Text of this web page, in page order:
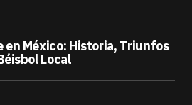
en México: Historia, Triunfos
Local